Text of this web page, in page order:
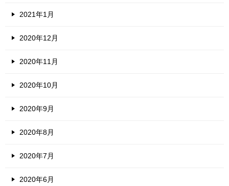
2021年1月
2020年12月
2020年11月
2020年10月
2020年9月
2020年8月
2020年7月
2020年6月